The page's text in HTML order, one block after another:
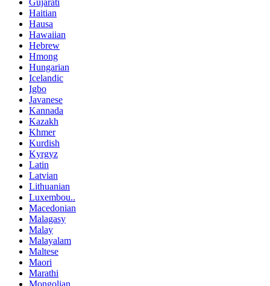
Gujarati
Haitian
Hausa
Hawaiian
Hebrew
Hmong
Hungarian
Icelandic
Igbo
Javanese
Kannada
Kazakh
Khmer
Kurdish
Kyrgyz
Latin
Latvian
Lithuanian
Luxembou..
Macedonian
Malagasy
Malay
Malayalam
Maltese
Maori
Marathi